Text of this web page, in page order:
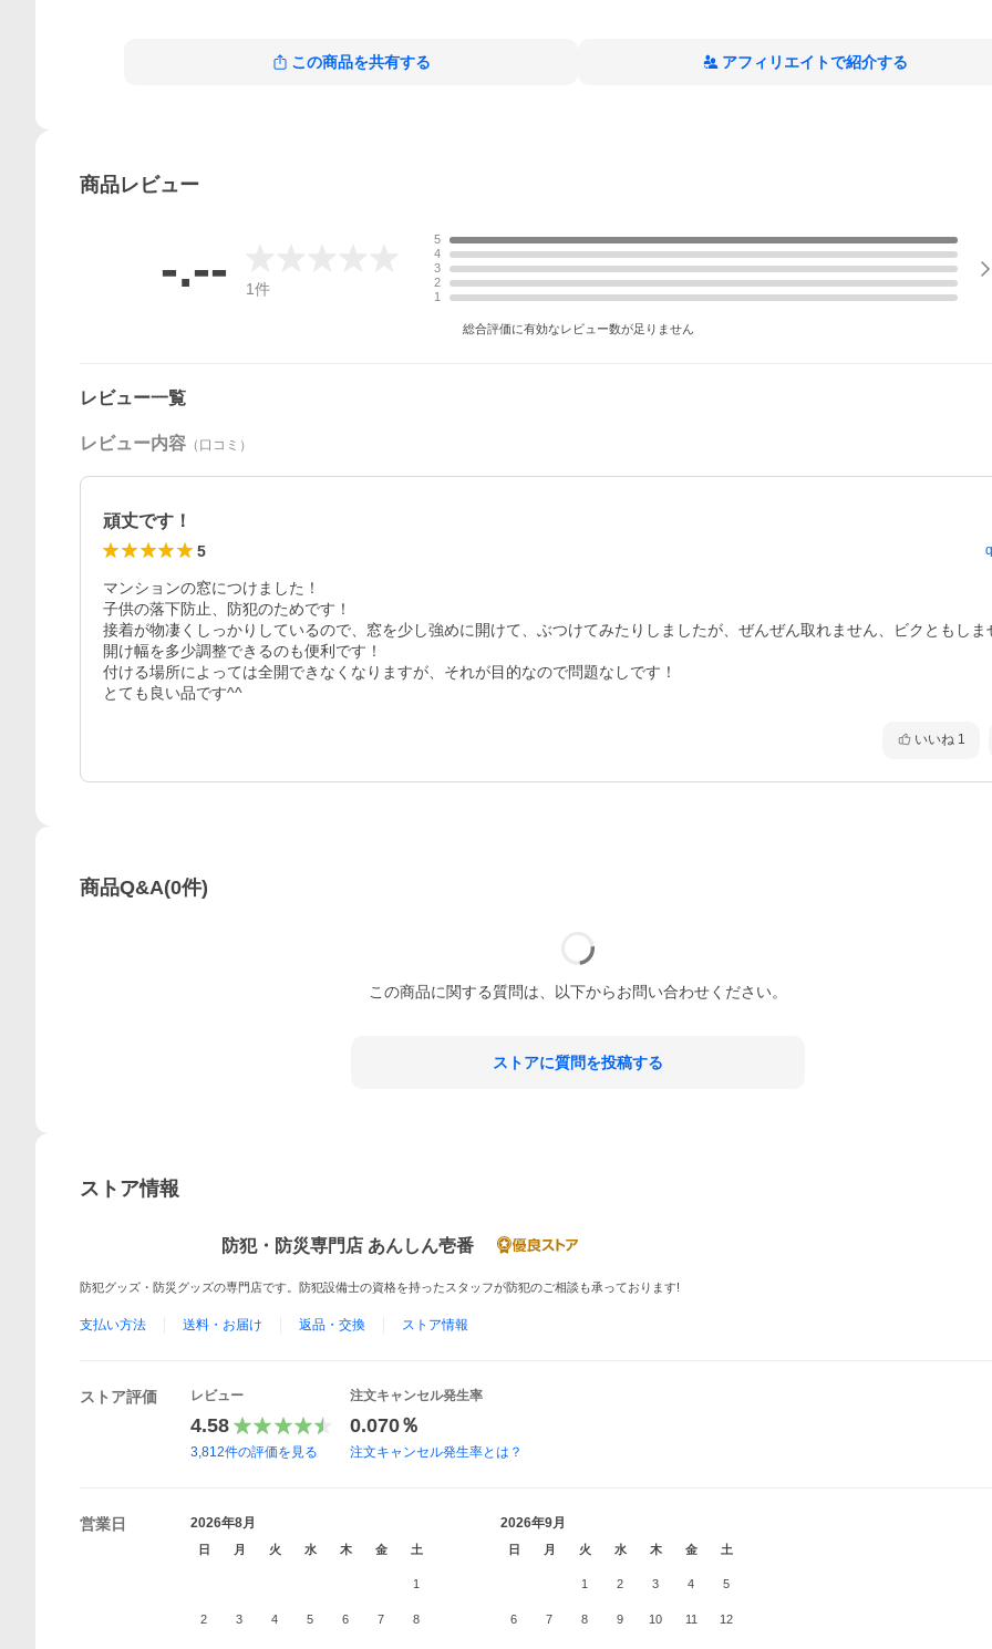
この商品を共有する アフィリエイトで紹介する
商品レビュー
-.-- 1件
5
4
3
2
1
総合評価に有効なレビュー数が足りません
レビュー一覧
レビュー内容 （口コミ）
頑丈です！
5
マンションの窓につけました！
子供の落下防止、防犯のためです！
接着が物凄くしっかりしているので、窓を少し強めに開けて、ぶつけてみたりしましたが、ぜんぜん取れません、ビクともしま
開け幅を多少調整できるのも便利です！
付ける場所によっては全開できなくなりますが、それが目的なので問題なしです！
とても良い品です^^
いいね 1
商品Q&A(0件)
この商品に関する質問は、以下からお問い合わせください。
ストアに質問を投稿する
ストア情報
防犯・防災専門店 あんしん壱番
防犯グッズ・防災グッズの専門店です。防犯設備士の資格を持ったスタッフが防犯のご相談も承っております!
支払い方法 送料・お届け 返品・交換 ストア情報
ストア評価 レビュー
4.58
3,812件の評価を見る
注文キャンセル発生率
0.070％
注文キャンセル発生率とは？
営業日 2026年8月
日 月 火 水 木 金 土
1
2 3 4 5 6 7 8
2026年9月
日 月 火 水 木 金 土
1 2 3 4 5
6 7 8 9 10 11 12